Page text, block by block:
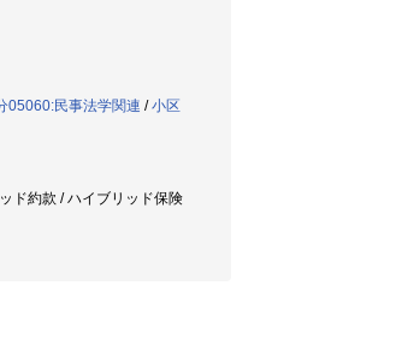
05060:民事法学関連 /小区
ド約款 / ハイブリッド保険